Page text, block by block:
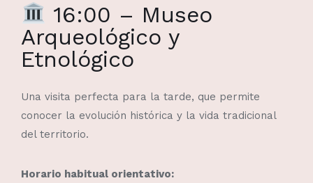
16:00 – Museo
Arqueológico y
Etnológico
Una visita perfecta para la tarde, que permite
conocer la evolución histórica y la vida tradicional
del territorio.
Horario habitual orientativo: